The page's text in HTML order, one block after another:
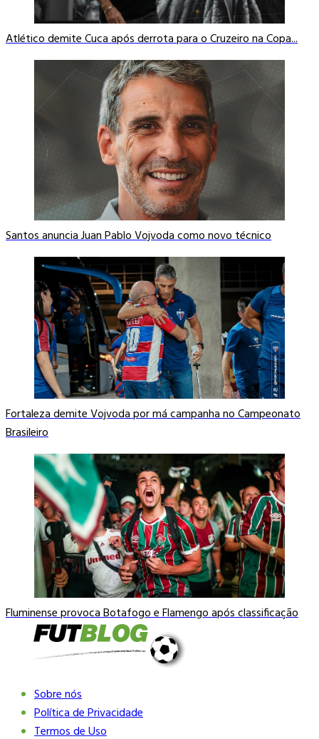
Atlético demite Cuca após derrota para o Cruzeiro na Copa...
Santos anuncia Juan Pablo Vojvoda como novo técnico
Fortaleza demite Vojvoda por má campanha no Campeonato
Brasileiro
Fluminense provoca Botafogo e Flamengo após classificação
Sobre nós
Política de Privacidade
Termos de Uso